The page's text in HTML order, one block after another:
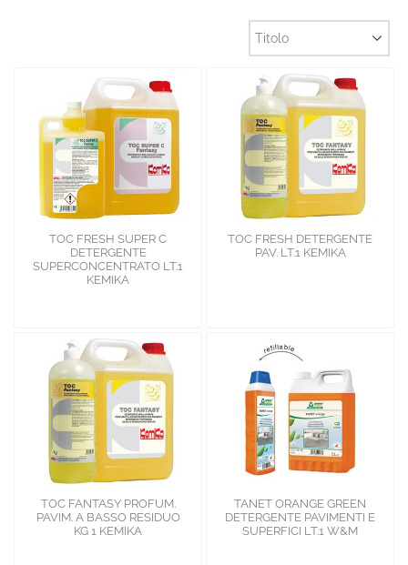
TOC FRESH SUPER C
DETERGENTE
SUPERCONCENTRATO LT.1
KEMIKA
TOC FRESH DETERGENTE
PAV. LT.1 KEMIKA
TOC FANTASY PROFUM.
PAVIM. A BASSO RESIDUO
KG 1 KEMIKA
TANET ORANGE GREEN
DETERGENTE PAVIMENTI E
SUPERFICI LT.1 W&M